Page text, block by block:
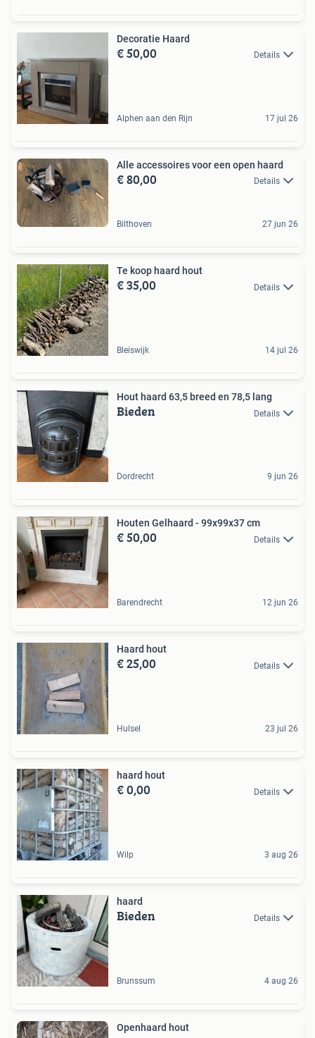
Decoratie Haard
€ 50,00 Details
Alphen aan den Rijn 17 jul 26
Alle accessoires voor een open haard
€ 80,00 Details
Bilthoven 27 jun 26
Te koop haard hout
€ 35,00 Details
Bleiswijk 14 jul 26
Hout haard 63,5 breed en 78,5 lang
Bieden Details
Dordrecht 9 jun 26
Houten Gelhaard - 99x99x37 cm
€ 50,00 Details
Barendrecht 12 jun 26
Haard hout
€ 25,00 Details
Hulsel 23 jul 26
haard hout
€ 0,00 Details
Wilp 3 aug 26
haard
Bieden Details
Brunssum 4 aug 26
Openhaard hout